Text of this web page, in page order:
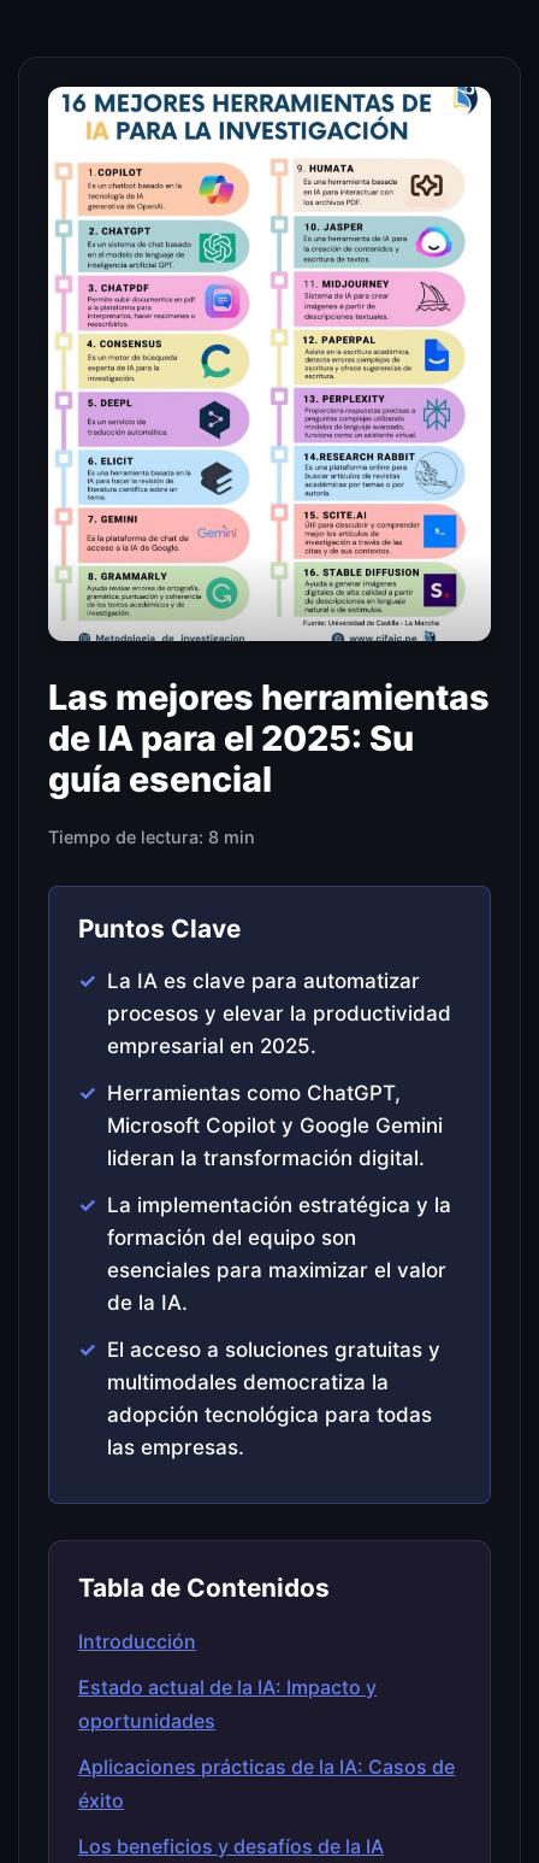
contenido
Las mejores herramientas
de IA para el 2025: Su
guía esencial
Tiempo de lectura: 8 min
Puntos Clave
La IA es clave para automatizar
procesos y elevar la productividad
empresarial en 2025.
Herramientas como ChatGPT,
Microsoft Copilot y Google Gemini
lideran la transformación digital.
La implementación estratégica y la
formación del equipo son
esenciales para maximizar el valor
de la IA.
El acceso a soluciones gratuitas y
multimodales democratiza la
adopción tecnológica para todas
las empresas.
Tabla de Contenidos
Introducción
Estado actual de la IA: Impacto y
oportunidades
Aplicaciones prácticas de la IA: Casos de
éxito
Los beneficios y desafíos de la IA